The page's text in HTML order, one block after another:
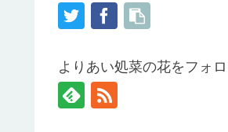
よりあい処菜の花をフォ